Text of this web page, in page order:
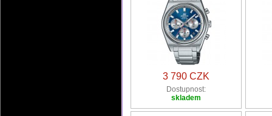
3 790 CZK
Dostupnost:
skladem